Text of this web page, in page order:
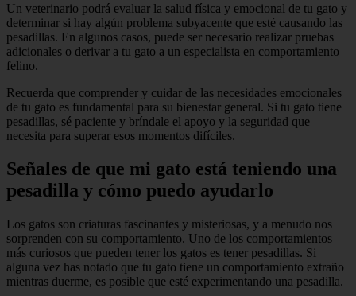
Un veterinario podrá evaluar la salud física y emocional de tu gato y
determinar si hay algún problema subyacente que esté causando las
pesadillas. En algunos casos, puede ser necesario realizar pruebas
adicionales o derivar a tu gato a un especialista en comportamiento
felino.
Recuerda que comprender y cuidar de las necesidades emocionales
de tu gato es fundamental para su bienestar general. Si tu gato tiene
pesadillas, sé paciente y bríndale el apoyo y la seguridad que
necesita para superar esos momentos difíciles.
Señales de que mi gato está teniendo una
pesadilla y cómo puedo ayudarlo
Los gatos son criaturas fascinantes y misteriosas, y a menudo nos
sorprenden con su comportamiento. Uno de los comportamientos
más curiosos que pueden tener los gatos es tener pesadillas. Si
alguna vez has notado que tu gato tiene un comportamiento extraño
mientras duerme, es posible que esté experimentando una pesadilla.